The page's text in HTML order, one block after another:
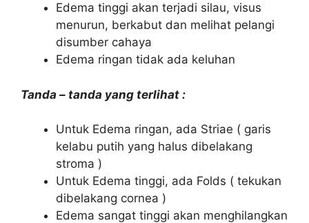
Edema tinggi akan terjadi silau, visus
menurun, berkabut dan melihat pelangi
disumber cahaya
Edema ringan tidak ada keluhan
Tanda – tanda yang terlihat :
Untuk Edema ringan, ada Striae ( garis
kelabu putih yang halus dibelakang
stroma )
Untuk Edema tinggi, ada Folds ( tekukan
dibelakang cornea )
Edema sangat tinggi akan menghilangkan